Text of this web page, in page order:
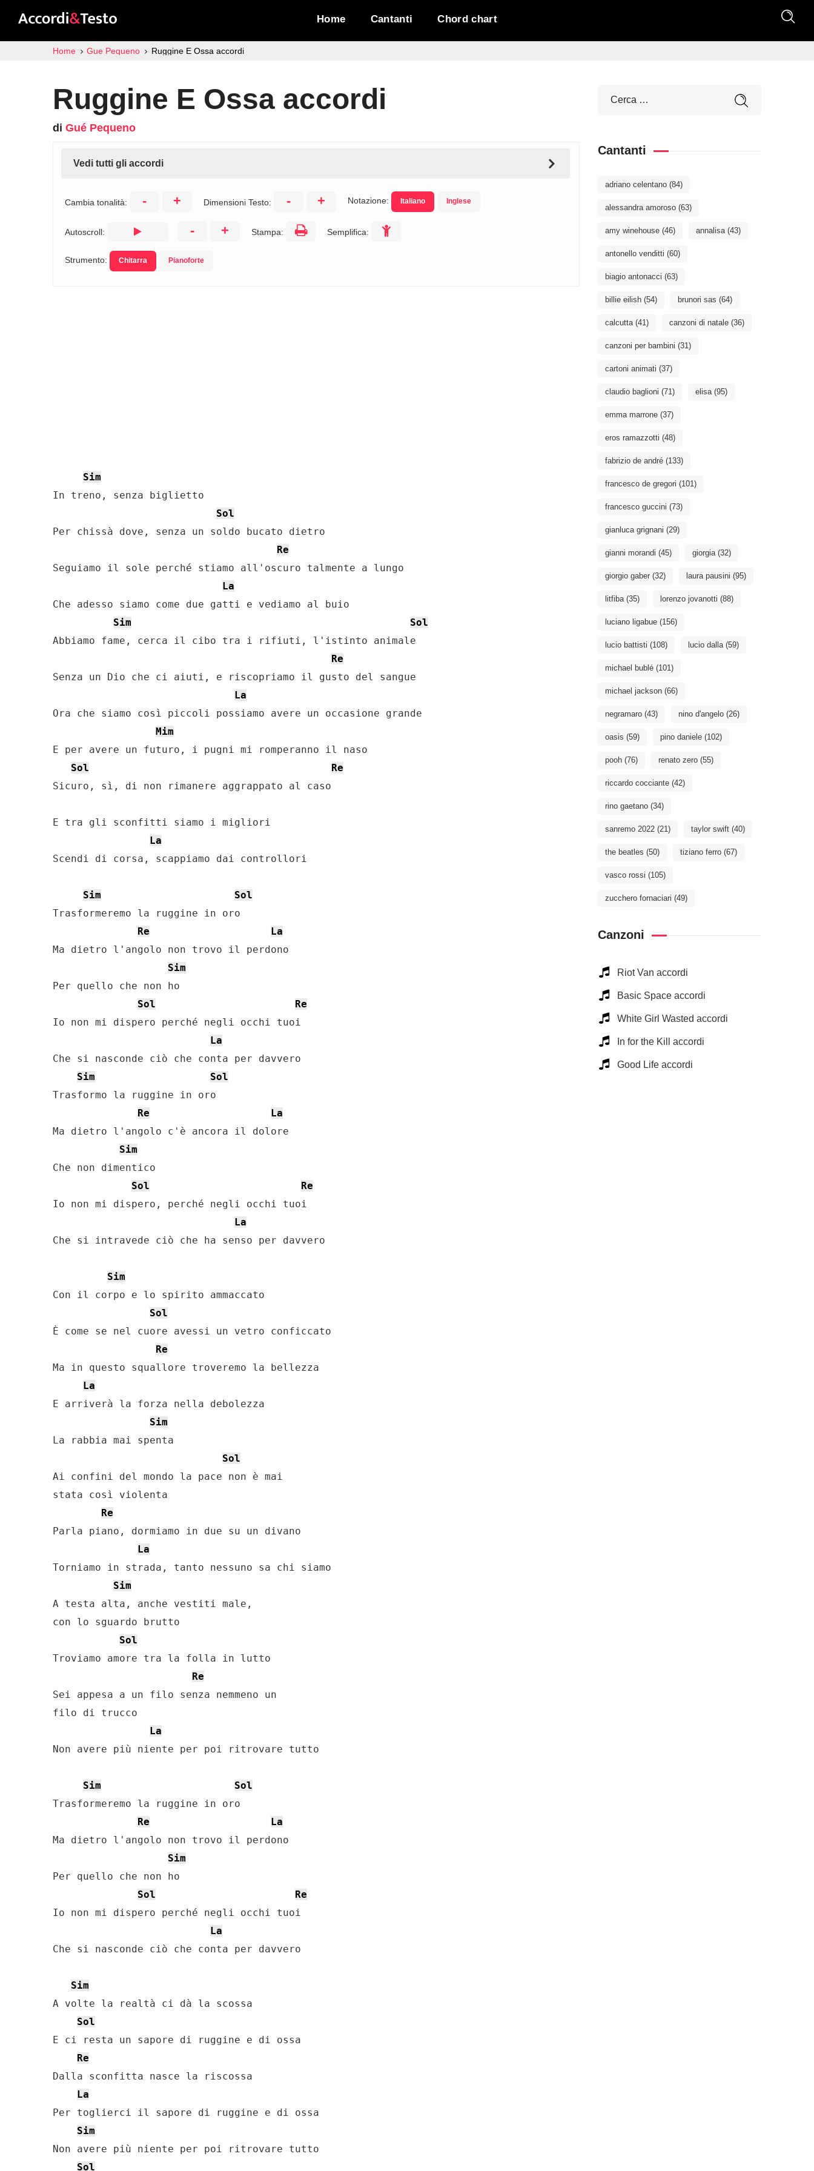
Home Cantanti Chord chart
Home Gue Pequeno Ruggine E Ossa accordi
Ruggine E Ossa accordi
di Gué Pequeno
Vedi tutti gli accordi
Cambia tonalità: - + Dimensioni Testo: - + Notazione: Italiano Inglese
Autoscroll: - + Stampa: Semplifica:
Strumento: Chitarra Pianoforte
Sim
In treno, senza biglietto
Sol
Per chissà dove, senza un soldo bucato dietro
Re
Seguiamo il sole perché stiamo all'oscuro talmente a lungo
La
Che adesso siamo come due gatti e vediamo al buio
Sim
Sol
Abbiamo fame, cerca il cibo tra i rifiuti, l'istinto animale
Re
Senza un Dio che ci aiuti, e riscopriamo il gusto del sangue
La
Ora che siamo così piccoli possiamo avere un occasione grande
Mim
E per avere un futuro, i pugni mi romperanno il naso
Sol
Re
Sicuro, sì, di non rimanere aggrappato al caso
E tra gli sconfitti siamo i migliori
La
Scendi di corsa, scappiamo dai controllori
Sim
Sol
Trasformeremo la ruggine in oro
Re
La
Ma dietro l'angolo non trovo il perdono
Sim
Per quello che non ho
Sol
Re
Io non mi dispero perché negli occhi tuoi
La
Che si nasconde ciò che conta per davvero
Sim
Sol
Trasformo la ruggine in oro
Re
La
Ma dietro l'angolo c'è ancora il dolore
Sim
Che non dimentico
Sol
Re
Io non mi dispero, perché negli occhi tuoi
La
Che si intravede ciò che ha senso per davvero
Sim
Con il corpo e lo spirito ammaccato
Sol
È come se nel cuore avessi un vetro conficcato
Re
Ma in questo squallore troveremo la bellezza
La
E arriverà la forza nella debolezza
Sim
La rabbia mai spenta
Sol
Ai confini del mondo la pace non è mai
stata così violenta
Re
Parla piano, dormiamo in due su un divano
La
Torniamo in strada, tanto nessuno sa chi siamo
Sim
A testa alta, anche vestiti male,
con lo sguardo brutto
Sol
Troviamo amore tra la folla in lutto
Re
Sei appesa a un filo senza nemmeno un
filo di trucco
La
Non avere più niente per poi ritrovare tutto
Sim
Sol
Trasformeremo la ruggine in oro
Re
La
Ma dietro l'angolo non trovo il perdono
Sim
Per quello che non ho
Sol
Re
Io non mi dispero perché negli occhi tuoi
La
Che si nasconde ciò che conta per davvero
Sim
A volte la realtà ci dà la scossa
Sol
E ci resta un sapore di ruggine e di ossa
Re
Dalla sconfitta nasce la riscossa
La
Per toglierci il sapore di ruggine e di ossa
Sim
Non avere più niente per poi ritrovare tutto
Sol
Cantanti
adriano celentano (84)
alessandra amoroso (63)
amy winehouse (46) annalisa(43)
antonello venditti (60)
biagio antonacci (63)
billie eilish (54) brunori sas (64)
calcutta(41) canzoni di natale (36)
canzoni per bambini (31)
cartoni animati (37)
claudio baglioni (71) elisa(95)
emma marrone (37)
eros ramazzotti (48)
fabrizio de andré (133)
francesco de gregori (101)
francesco guccini (73)
gianluca grignani (29)
gianni morandi (45) giorgia(32)
giorgio gaber (32) laura pausini (95)
litfiba(35) lorenzo jovanotti (88)
luciano ligabue (156)
lucio battisti (108) lucio dalla(59)
michael bublé (101)
michael jackson (66)
negramaro (43) nino d'angelo (26)
oasis (59) pino daniele (102)
pooh (76) renato zero (55)
riccardo cocciante (42)
rino gaetano (34)
sanremo 2022 (21) taylor swift (40)
the beatles (50) tiziano ferro (67)
vasco rossi (105)
zucchero fornaciari (49)
Canzoni
Riot Van accordi
Basic Space accordi
White Girl Wasted accordi
In for the Kill accordi
Good Life accordi